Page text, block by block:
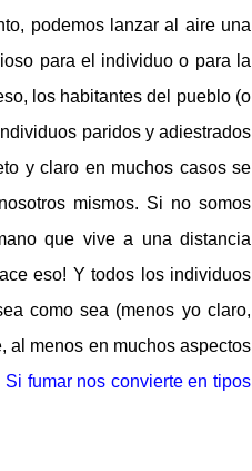
podemos lanzar al aire una
para el individuo o para la
los habitantes del pueblo (o
paridos y adiestrados
y claro en muchos casos se
mismos. Si no somos
que vive a una distancia
eso! Y todos los individuos
como sea (menos yo claro,
al menos en muchos aspectos
Si fumar nos convierte en tipos